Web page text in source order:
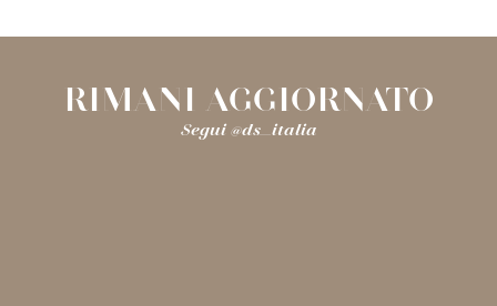
ARTICOLI
RIMANI AGGIORNATO
Segui @ds_italia